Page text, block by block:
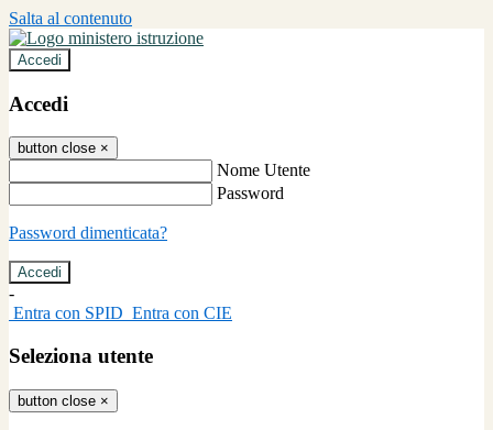
Salta al contenuto
Accedi
Accedi
button close ×
Nome Utente
Password
Password dimenticata?
-
Entra con SPID Entra con CIE
Seleziona utente
button close ×